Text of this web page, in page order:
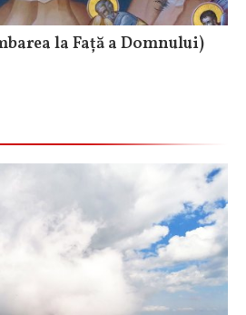
la Față a Domnului)